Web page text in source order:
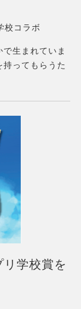
生まれていま
ってもらうた
学校賞を